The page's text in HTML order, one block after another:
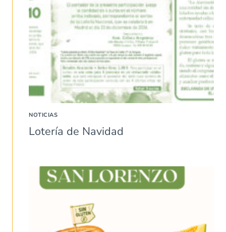
NOTICIAS
Lotería de Navidad